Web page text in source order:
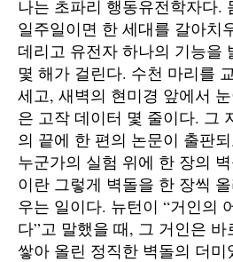
나는 초파리 행동유전학자다.
일주일이면 한 세대를 갈아치
데리고 유전자 하나의 기능을
몇 해가 걸린다. 수천 마리를
세고, 새벽의 현미경 앞에서
은 고작 데이터 몇 줄이다. 그
의 끝에 한 편의 논문이 출판
누군가의 실험 위에 한 장의
이란 그렇게 벽돌을 한 장씩
우는 일이다. 뉴턴이 “거인의
다”고 말했을 때, 그 거인은
쌓아 올린 정직한 벽돌의 더미